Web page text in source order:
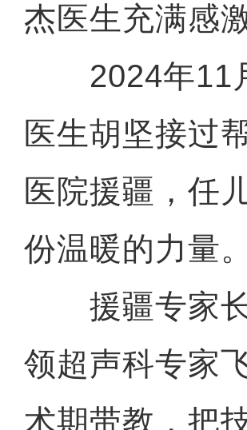
杰医生充满感
2024年11月
医生胡坚接过
医院援疆，任
份温暖的力量。
援疆专家长
领超声科专家
术期带教，把